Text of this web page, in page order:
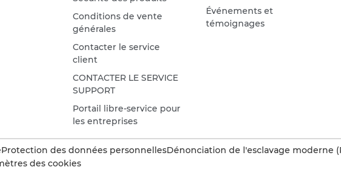
Conditions de vente
générales
Contacter le service
client
CONTACTER LE SERVICE
SUPPORT
Portail libre-service pour
les entreprises
Événements et
témoignages
Protection des données personnellesDénonciation de l'esclavage moderne
des cookies